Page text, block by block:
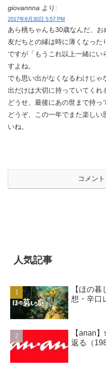
giovannna より:
2017年8月30日 5:57 PM
あら桃ちゃんも30歳なんだ、お
友だちとの縁は時に薄くなっ
ですが「もうこれ以上一緒に
すよね。
でも思い出がなくなるわけじ
出だけは大切に持っていてくれ
どうせ、最後にあの世まで持っ
どうぞ、この一年でまた楽しい
いね。
コメン
人気記事
【ほの
想・辛口
【anan
返る（